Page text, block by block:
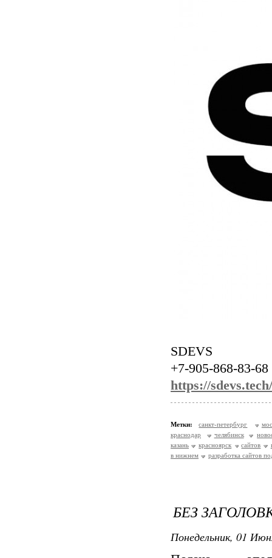
SDEVS
+7-905-868-83-68
https://sdevs.tech/
Метки: санкт-петербург
краснодар
челябинск
казань
красноярск сайтов
в нижнем
разработка сайтов
БЕЗ
Понедельник, 01